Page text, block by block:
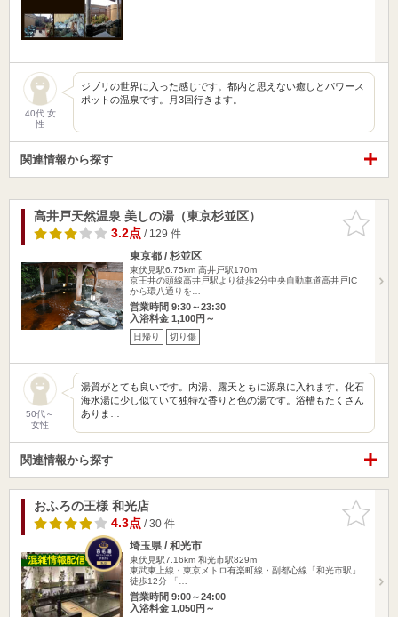
40代 女
性
ジブリの世界に入った感じです。都内と思えない癒しとパワース
ポットの温泉です。月3回行きます。
関連情報から探す
お気に入
りに追加
高井戸天然温泉 美しの湯（東京杉並区）
3.2点/ 129 件
東京都 / 杉並区
東伏見駅6.75km 高井戸駅170m
京王井の頭線高井戸駅より徒歩2分中央自動車道高井戸IC
から環八通りを…
営業時間 9:30～23:30
入浴料金 1,100円～
日帰り 切り傷
50代～
女性
湯質がとても良いです。内湯、露天ともに源泉に入れます。化石
海水湯に少し似ていて独特な香りと色の湯です。浴槽もたくさん
ありま…
関連情報から探す
お気に入
りに追加
おふろの王様 和光店
4.3点/ 30 件
埼玉県 / 和光市
東伏見駅7.16km 和光市駅829m
東武東上線・東京メトロ有楽町線・副都心線「和光市駅」
徒歩12分 「…
営業時間 9:00～24:00
入浴料金 1,050円～